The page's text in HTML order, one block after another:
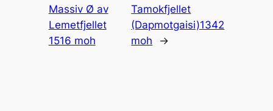
Massiv Ø av
Lemetfjellet
1516 moh
Tamokfjellet
(Dapmotgaisi)1342
moh
→